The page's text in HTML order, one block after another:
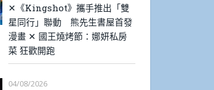
✕《Kingshot》攜手推出「雙
星同行」聯動 熊先生書屋首發
漫畫 ✕ 國王燒烤節：娜妍私房
菜 狂歡開跑
04/08/2026